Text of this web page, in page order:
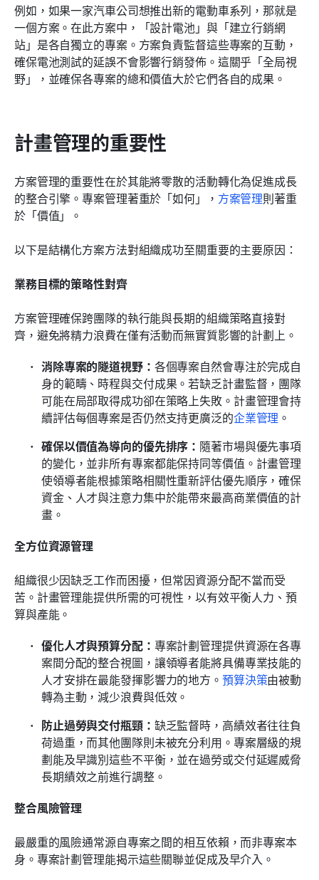
例如，如果一家汽車公司想推出新的電動車系列，那就是
一個方案。在此方案中，「設計電池」與「建立行銷網
站」是各自獨立的專案。方案負責監督這些專案的互動，
確保電池測試的延誤不會影響行銷發佈。這關乎「全局視
野」，並確保各專案的總和價值大於它們各自的成果。
計畫管理的重要性
方案管理的重要性在於其能將零散的活動轉化為促進成長
的整合引擎。專案管理著重於「如何」， 方案管理則著重
於「價值」。
以下是結構化方案方法對組織成功至關重要的主要原因：
業務目標的策略性對齊
方案管理確保跨團隊的執行能與長期的組織策略直接對
齊，避免將精力浪費在僅有活動而無實質影響的計劃上。
消除專案的隧道視野： 各個專案自然會專注於完成自
身的範疇、時程與交付成果。若缺乏計畫監督，團隊
可能在局部取得成功卻在策略上失敗。計畫管理會持
續評估每個專案是否仍然支持更廣泛的企業管理 。
確保以價值為導向的優先排序： 隨著市場與優先事項
的變化，並非所有專案都能保持同等價值。計畫管理
使領導者能根據策略相關性重新評估優先順序，確保
資金、人才與注意力集中於能帶來最高商業價值的計
畫。
全方位資源管理
組織很少因缺乏工作而困擾，但常因資源分配不當而受
苦。計畫管理能提供所需的可視性，以有效平衡人力、預
算與產能。
優化人才與預算分配： 專案計劃管理提供資源在各專
案間分配的整合視圖，讓領導者能將具備專業技能的
人才安排在最能發揮影響力的地方。 預算決策由被動
轉為主動，減少浪費與低效。
防止過勞與交付瓶頸： 缺乏監督時，高績效者往往負
荷過重，而其他團隊則未被充分利用。專案層級的規
劃能及早識別這些不平衡，並在過勞或交付延遲威脅
長期績效之前進行調整。
整合風險管理
最嚴重的風險通常源自專案之間的相互依賴，而非專案本
身。專案計劃管理能揭示這些關聯並促成及早介入。